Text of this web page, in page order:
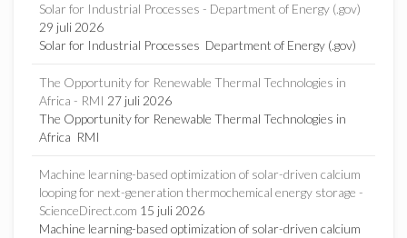
Solar for Industrial Processes - Department of Energy (.gov)
29 juli 2026
Solar for Industrial Processes Department of Energy (.gov)
The Opportunity for Renewable Thermal Technologies in
Africa - RMI 27 juli 2026
The Opportunity for Renewable Thermal Technologies in
Africa RMI
Machine learning-based optimization of solar-driven calcium
looping for next-generation thermochemical energy storage -
ScienceDirect.com 15 juli 2026
Machine learning-based optimization of solar-driven calcium